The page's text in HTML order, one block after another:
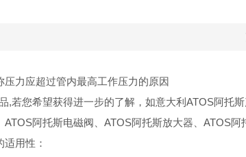
压力应超过管内最高工作压力的原因
您希望获得进一步的了解，如意大利ATOS阿托
阿托斯电磁阀、ATOS阿托斯放大器、ATOS阿
用性：